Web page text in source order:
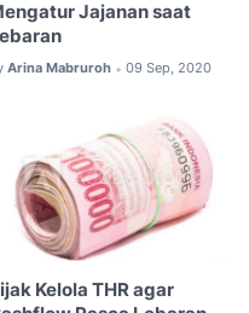
Jajanan saat
Arina Mabruroh • 09 Sep, 2020
Kelola THR agar